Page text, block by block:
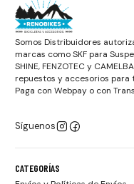
Somos Distribuidores
marcas como SKF para
SHINE, FENZOTEC y
repuestos y accesorios
Paga con Webpay o con
Síguenos
CATEGORÍAS